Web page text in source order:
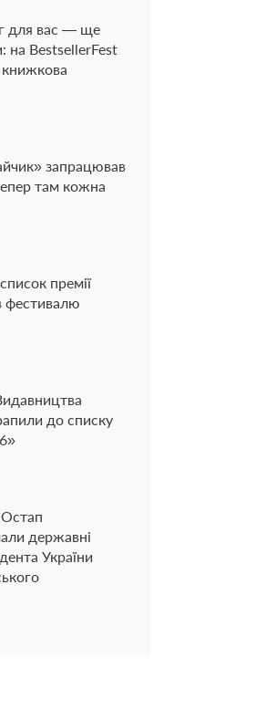
для вас — ще
на BestsellerFest
книжкова
запрацював
там кожна
премії
фестивалю
до списку
державні
України